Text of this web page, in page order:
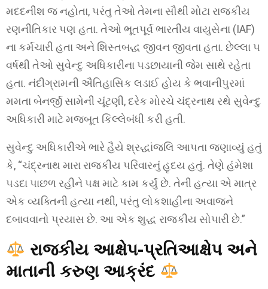
મદદનીશ જ નહોતા, પરંતુ તેઓ તેમના સૌથી મોટા રાજકીય
રણનીતિકાર પણ હતા. તેઓ ભૂતપૂર્વ ભારતીય વાયુસેના (IAF)
ના કર્મચારી હતા અને શિસ્તબદ્ધ જીવન જીવતા હતા. છેલ્લા ૫
વર્ષથી તેઓ સુવેન્દુ અધિકારીના પડછાયાની જેમ સાથે રહેતા
હતા. નંદીગ્રામની ઐતિહાસિક લડાઈ હોય કે ભવાનીપુરમાં
મમતા બેનર્જી સામેની ચૂંટણી, દરેક મોરચે ચંદ્રનાથ રથે સુવેન્દુ
અધિકારી માટે મજબૂત કિલ્લેબંધી કરી હતી.
સુવેન્દુ અધિકારીએ ભારે હૈયે શ્રદ્ધાંજલિ આપતા જણાવ્યું હતું
કે, “ચંદ્રનાથ મારા રાજકીય પરિવારનું હૃદય હતું. તેણે હંમેશા
પડદા પાછળ રહીને પક્ષ માટે કામ કર્યું છે. તેની હત્યા એ માત્ર
એક વ્યક્તિની હત્યા નથી, પરંતુ લોકશાહીના અવાજને
દબાવવાનો પ્રયાસ છે. આ એક શુદ્ધ રાજકીય સોપારી છે.”
રાજકીય આક્ષેપ-પ્રતિઆક્ષેપ અને
માતાની કરુણ આક્રંદ